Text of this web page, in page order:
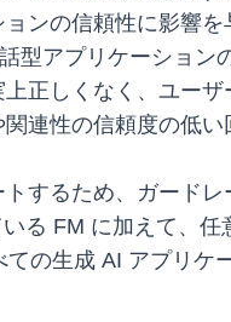
ンの信頼性に影響
アプリケーション
正しくなく、ユー
連性の信頼度の低い
するため、ガード
る FM に加えて、
の生成 AI アプリケ